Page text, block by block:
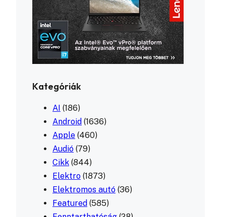
Kategóriák
AI (186)
Android (1636)
Apple (460)
Audió (79)
Cikk (844)
Elektro (1873)
Elektromos autó (36)
Featured (585)